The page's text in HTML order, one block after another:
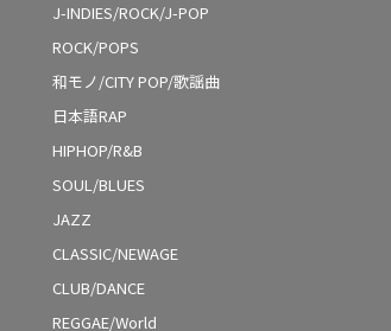
J-INDIES/ROCK/J-POP
ROCK/POPS
和モノ/CITY POP/歌謡曲
日本語RAP
HIPHOP/R&B
SOUL/BLUES
JAZZ
CLASSIC/NEWAGE
CLUB/DANCE
REGGAE/World